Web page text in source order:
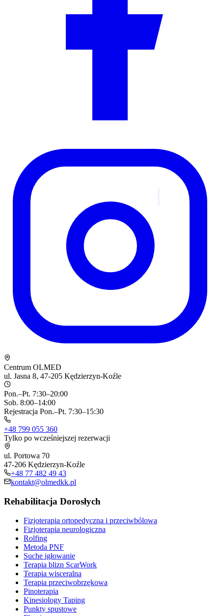
Centrum OLMED
ul. Jasna 8, 47-205 Kędzierzyn-Koźle
Pon.–Pt. 7:30–20:00
Sob. 8:00–14:00
Rejestracja Pon.–Pt. 7:30–15:30
+48 799 055 360
Tylko po wcześniejszej rezerwacji
ul. Portowa 70
47-206 Kędzierzyn-Koźle
+48 77 482 49 43
kontakt@olmedkk.pl
Rehabilitacja Dorosłych
Fizjoterapia ortopedyczna i przeciwbólowa
Fizjoterapia neurologiczna
Rolfing
Metoda PNF
Suche igłowanie
Terapia blizn ScarWork
Terapia wisceralna
Terapia przeciwobrzękowa
Pinoterapia
Kinesiology Taping
Punkty spustowe